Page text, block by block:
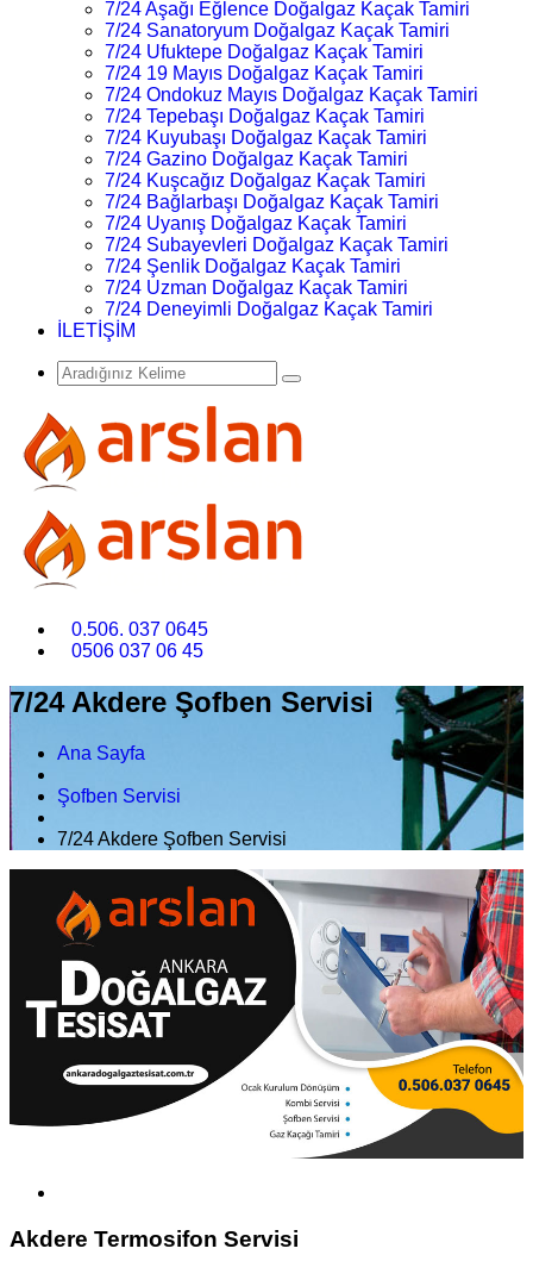
7/24 Aşağı Eğlence Doğalgaz Kaçak Tamiri
7/24 Sanatoryum Doğalgaz Kaçak Tamiri
7/24 Ufuktepe Doğalgaz Kaçak Tamiri
7/24 19 Mayıs Doğalgaz Kaçak Tamiri
7/24 Ondokuz Mayıs Doğalgaz Kaçak Tamiri
7/24 Tepebaşı Doğalgaz Kaçak Tamiri
7/24 Kuyubaşı Doğalgaz Kaçak Tamiri
7/24 Gazino Doğalgaz Kaçak Tamiri
7/24 Kuşcağız Doğalgaz Kaçak Tamiri
7/24 Bağlarbaşı Doğalgaz Kaçak Tamiri
7/24 Uyanış Doğalgaz Kaçak Tamiri
7/24 Subayevleri Doğalgaz Kaçak Tamiri
7/24 Şenlik Doğalgaz Kaçak Tamiri
7/24 Uzman Doğalgaz Kaçak Tamiri
7/24 Deneyimli Doğalgaz Kaçak Tamiri
İLETİŞİM
0.506. 037 0645
0506 037 06 45
7/24 Akdere Şofben Servisi
Ana Sayfa
Şofben Servisi
7/24 Akdere Şofben Servisi
Akdere Termosifon Servisi